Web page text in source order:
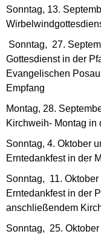
Sonntag, 13.
Sonntag, 27.
Gottesdienst in der
Evangelischen
Empfang
Montag, 28.
Kirchweih- Montag
Sonntag, 4. Oktober
Erntedankfest in der
Sonntag, 11.
Erntedankfest in der
anschließendem
Sonntag, 25.